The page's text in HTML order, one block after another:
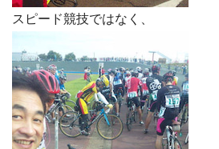
スピード競技ではなく、